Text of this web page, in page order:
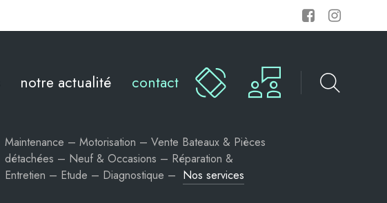
notre actualité contact
Maintenance – Motorisation – Vente Bateaux & Pièces
détachées – Neuf & Occasions – Réparation &
Entretien – Etude – Diagnostique – Nos services